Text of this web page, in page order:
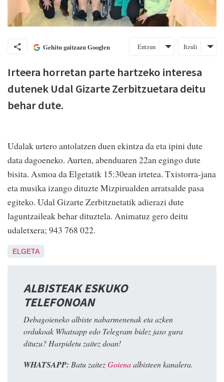
Gehitu gaitzazu Googlen Entzun Itzuli
Irteera horretan parte hartzeko interesa
dutenek Udal Gizarte Zerbitzuetara deitu
behar dute.
Udalak urtero antolatzen duen ekintza da eta ipini dute
data dagoeneko. Aurten, abenduaren 22an egingo dute
bisita. Asmoa da Elgetatik 15:30ean irtetea. Txistorra-jana
eta musika izango dituzte Mizpirualden arratsalde pasa
egiteko. Udal Gizarte Zerbitzuetatik adierazi dute
laguntzaileak behar dituztela. Animatuz gero deitu
udaletxera; 943 768 022.
ELGETA
ALBISTEAK ESKUKO
TELEFONOAN
Debagoieneko albiste nabarmenenak eta azken
ordukoak Whatsapp edo Telegram bidez jaso gura
dituzu? Harpidetu zaitez doan!
WHATSAPP: Batu zaitezGoienaalbisteen kanalera.